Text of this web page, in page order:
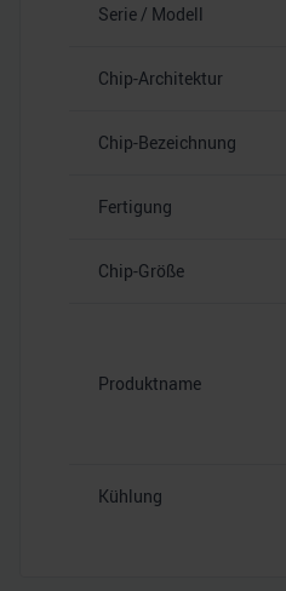
Serie / Modell
Chip-Architektur
Chip-Bezeichnung
Fertigung
Chip-Größe
Produktname
Kühlung